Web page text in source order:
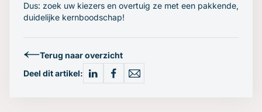
Dus: zoek uw kiezers en overtuig ze met een pakkende,
duidelijke kernboodschap!
Terug naar overzicht
Deel dit artikel: